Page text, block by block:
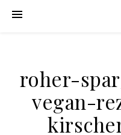
roher-
vegan-